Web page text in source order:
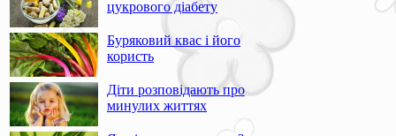
цукрового діабету
Буряковий квас і його
користь
Діти розповідають про
минулих життях